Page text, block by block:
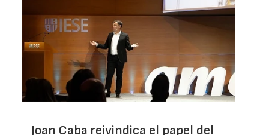
Joan Caba reivindica el papel del